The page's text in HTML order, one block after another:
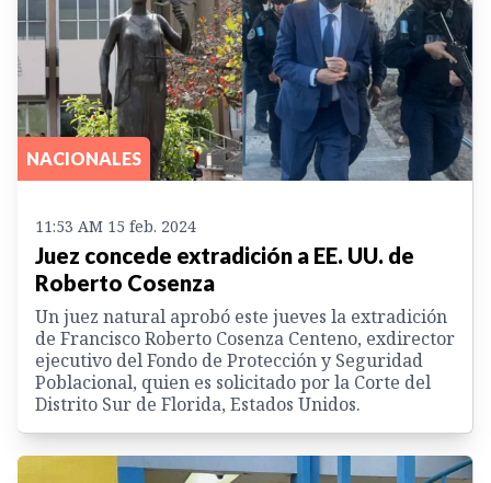
NACIONALES
11:53 AM 15 feb. 2024
Juez concede extradición a EE. UU. de
Roberto Cosenza
Un juez natural aprobó este jueves la extradición
de Francisco Roberto Cosenza Centeno, exdirector
ejecutivo del Fondo de Protección y Seguridad
Poblacional, quien es solicitado por la Corte del
Distrito Sur de Florida, Estados Unidos.